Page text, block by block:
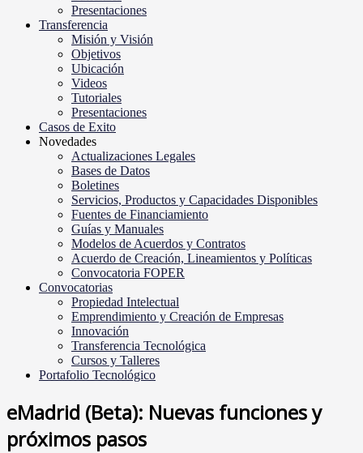
Presentaciones
Transferencia
Misión y Visión
Objetivos
Ubicación
Videos
Tutoriales
Presentaciones
Casos de Exito
Novedades
Actualizaciones Legales
Bases de Datos
Boletines
Servicios, Productos y Capacidades Disponibles
Fuentes de Financiamiento
Guías y Manuales
Modelos de Acuerdos y Contratos
Acuerdo de Creación, Lineamientos y Políticas
Convocatoria FOPER
Convocatorias
Propiedad Intelectual
Emprendimiento y Creación de Empresas
Innovación
Transferencia Tecnológica
Cursos y Talleres
Portafolio Tecnológico
eMadrid (Beta): Nuevas funciones y
próximos pasos